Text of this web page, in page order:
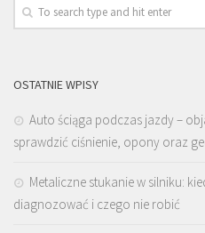
OSTATNIE WPISY
Auto ściąga podczas jazdy –
sprawdzić ciśnienie, opony oraz
Metaliczne stukanie w silniku:
diagnozować i czego nie robić